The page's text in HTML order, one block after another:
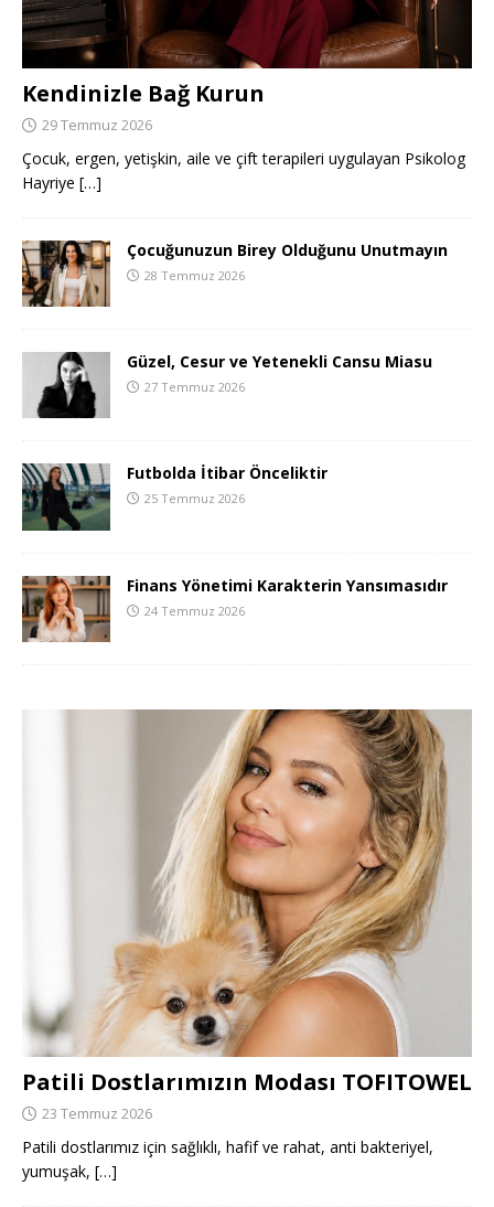
Kendinizle Bağ Kurun
29 Temmuz 2026
Çocuk, ergen, yetişkin, aile ve çift terapileri uygulayan Psikolog
Hayriye […]
Çocuğunuzun Birey Olduğunu Unutmayın
28 Temmuz 2026
Güzel, Cesur ve Yetenekli Cansu Miasu
27 Temmuz 2026
Futbolda İtibar Önceliktir
25 Temmuz 2026
Finans Yönetimi Karakterin Yansımasıdır
24 Temmuz 2026
Patili Dostlarımızın Modası TOFITOWEL
23 Temmuz 2026
Patili dostlarımız için sağlıklı, hafif ve rahat, anti bakteriyel,
yumuşak, […]